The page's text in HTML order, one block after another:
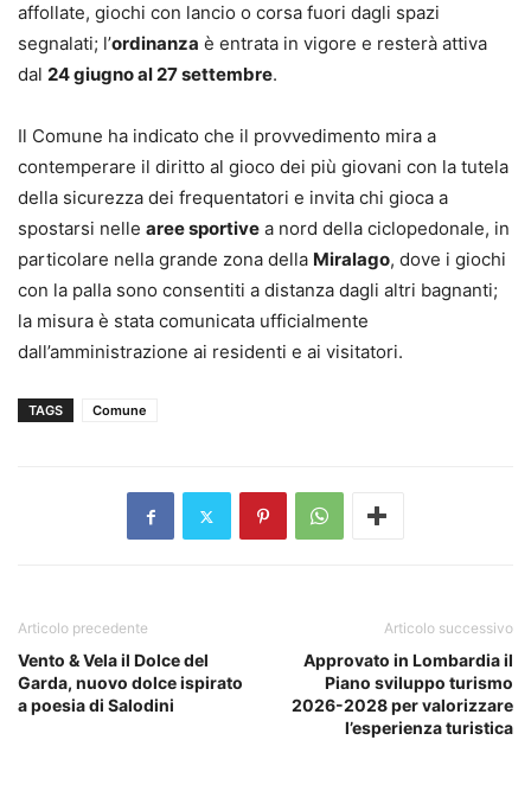
affollate, giochi con lancio o corsa fuori dagli spazi
segnalati; l’ordinanza è entrata in vigore e resterà attiva
dal 24 giugno al 27 settembre.
Il Comune ha indicato che il provvedimento mira a
contemperare il diritto al gioco dei più giovani con la tutela
della sicurezza dei frequentatori e invita chi gioca a
spostarsi nelle aree sportive a nord della ciclopedonale, in
particolare nella grande zona della Miralago, dove i giochi
con la palla sono consentiti a distanza dagli altri bagnanti;
la misura è stata comunicata ufficialmente
dall’amministrazione ai residenti e ai visitatori.
TAGS Comune
Articolo precedente
Vento & Vela il Dolce del
Garda, nuovo dolce ispirato
a poesia di Salodini
Articolo successivo
Approvato in Lombardia il
Piano sviluppo turismo
2026-2028 per valorizzare
l’esperienza turistica